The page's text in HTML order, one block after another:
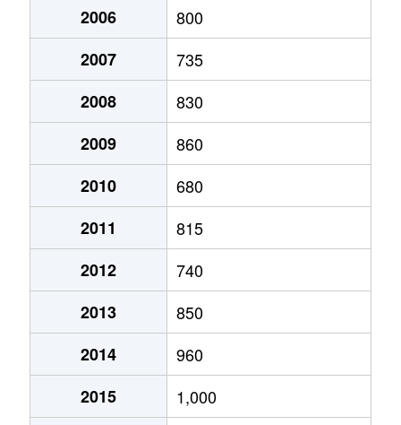
あいの里２条
700万円
あいの里２条
250万円
あいの里２条
150万円
あいの里２条
400万円
あいの里２条
650万円
あいの里２条
550万円
あいの里２条
200万円
あいの里２条
210万円
あいの里２条
320万円
あいの里２条
100万円
2006
800
2007
735
2008
830
2009
860
2010
680
2011
815
2012
740
2013
850
2014
960
2015
1,000